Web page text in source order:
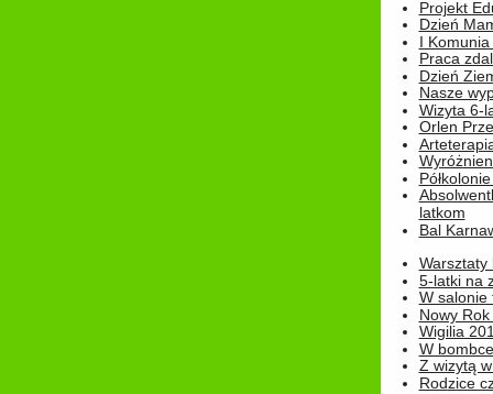
Projekt
Dzień
I
Praca
Dzień
Nasze
Wizyta 6-
Orlen
latkom
Bal
Warsztaty
5-latki na
W salonie
Nowy
Wigilia
W bombce
Z wizytą
Rodzice